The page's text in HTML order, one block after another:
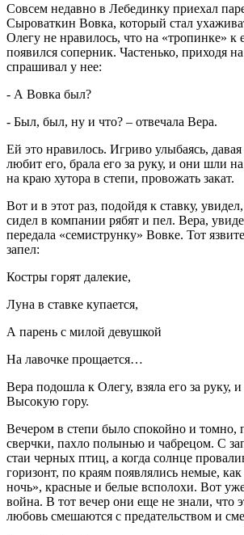
Совсем недавно в Лебединку приехал
Сыроваткин Вовка, который стал
Олегу не нравилось, что на «тропинке» к
появился соперник. Частенько, приходя
спрашивал у нее:
- А Вовка был?
- Был, был, ну и что? – отвечала Вера.
Ей это нравилось. Игриво улыбаясь,
любит его, брала его за руку, и они шли
на краю хутора в степи, провожать закат.
Вот и в этот раз, подойдя к ставку,
сидел в компании рябят и пел. Вера,
передала «семиструнку» Вовке. Тот
запел:
Костры горят далекие,
Луна в ставке купается,
А парень с милой девушкой
На лавочке прощается…
Вера подошла к Олегу, взяла его за руку,
Высокую гору.
Вечером в степи было спокойно и томно,
сверчки, пахло полынью и чабрецом. С
стаи черных птиц, а когда солнце
горизонт, по краям появлялись немые,
ночь», красные и белые всполохи. Вот
война. В тот вечер они еще не знали, что
любовь смешаются с предательством и